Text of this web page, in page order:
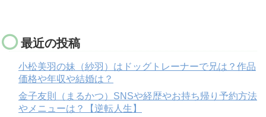
最近の投稿
小松美羽の妹（紗羽）はドッグトレーナーで兄は？作品
価格や年収や結婚は？
金子友則（まるかつ）SNSや経歴やお持ち帰り予約方法
やメニューは？【逆転人生】